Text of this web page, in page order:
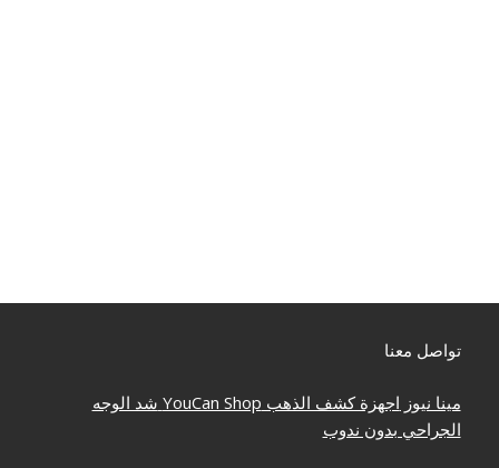
تواصل معنا
مينا نيوز اجهزة كشف الذهب YouCan Shop شد الوجه
الجراحي بدون ندوب